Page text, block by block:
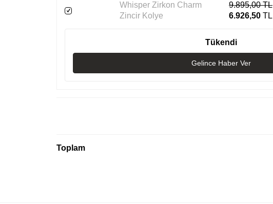
Whisper Zirkon Charm
Zincir Kolye
9.895,00TL
6.926,50TL
Tükendi
Gelince Haber Ver
Toplam